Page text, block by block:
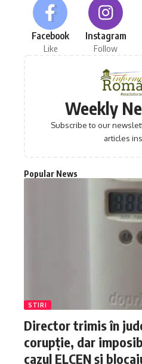
Facebook
Like
Instagram
Follow
Weekly
Subscribe to our
articles
Popular News
STIRI
Director trimis în
corupție, dar
cazul ELCEN și